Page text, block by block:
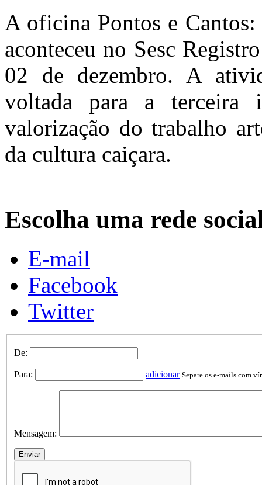
A oficina Pontos e
aconteceu no Sesc
02 de dezembro. A
voltada para a
valorização do trabalho
da cultura caiçara.
Escolha uma rede
E-mail
Facebook
Twitter
De:
Para: adicionar Separe os e-mails com
Mensagem: